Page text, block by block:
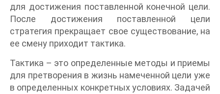
для достижения поставленной конечной цели.
После достижения поставленной цели
стратегия прекращает свое существование, на
ее смену приходит тактика.
Тактика – это определенные методы и приемы
для претворения в жизнь намеченной цели уже
в определенных конкретных условиях. Задачей